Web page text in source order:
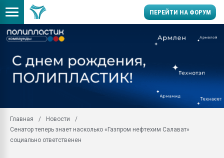
ПЕРЕЙТИ НА ФОРУМ
умельцы изготовили
Продажа готового
производство SPC
29.07.2026 ФРП помог
Главная
Новости
Сенатор теперь знает насколько «Газпром нефтехим Салават»
социально ответственен